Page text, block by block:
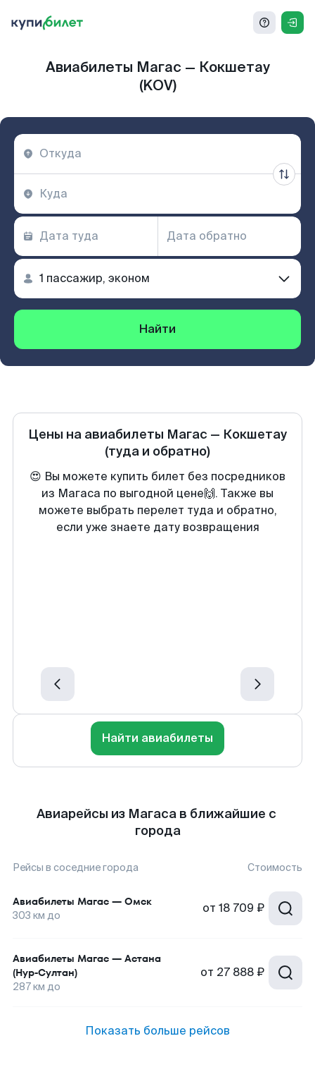
Авиабилеты Магас — Кокшетау
(KOV)
Найти
Цены на авиабилеты Магас — Кокшетау
(туда и обратно)
😍 Вы можете купить билет без посредников
из Магаса по выгодной цене🙌. Также вы
можете выбрать перелет туда и обратно,
если уже знаете дату возвращения
Найти авиабилеты
Авиарейсы из Магаса в ближайшие с
города
Рейсы в соседние города Стоимость
Авиабилеты Магас — Омск
303 км до от 18 709 ₽
Авиабилеты Магас — Астана
(Нур-Султан)
287км до
от 27 888 ₽
Показать больше рейсов